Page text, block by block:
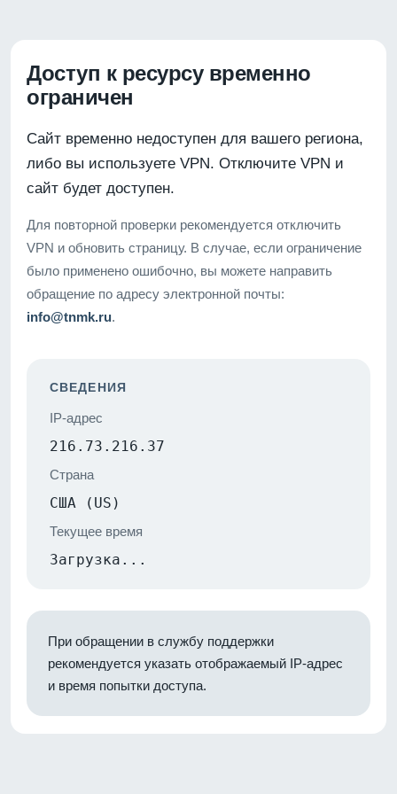
Доступ к ресурсу временно
ограничен
Сайт временно недоступен для вашего региона,
либо вы используете VPN. Отключите VPN и
сайт будет доступен.
Для повторной проверки рекомендуется отключить
VPN и обновить страницу. В случае, если ограничение
было применено ошибочно, вы можете направить
обращение по адресу электронной почты:
info@tnmk.ru.
СВЕДЕНИЯ
IP-адрес
216.73.216.37
Страна
США (US)
Текущее время
Загрузка...
При обращении в службу поддержки
рекомендуется указать отображаемый IP-адрес
и время попытки доступа.